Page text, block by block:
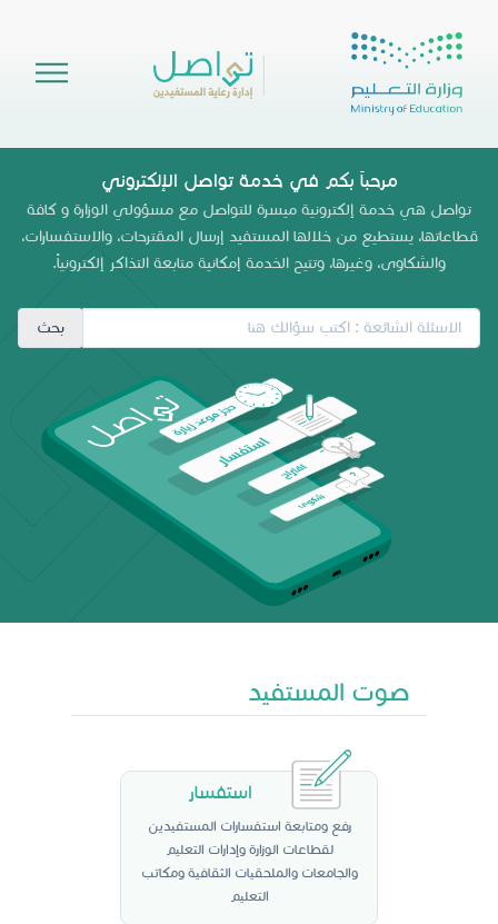
مرحباً بكم في خدمة تواصل الإلكتروني
تواصل هي خدمة إلكترونية ميسرة للتواصل مع مسؤولي الوزارة و كافة
قطاعاتها، يستطيع من خلالها المستفيد إرسال المقترحات، والاستفسارات،
والشكاوى، وغيرها، وتتيح الخدمة إمكانية متابعة التذاكر إلكترونياً.
صوت المستفيد
استفسار
رفع ومتابعة استفسارات المستفيدين
لقطاعات الوزارة وإدارات التعليم
والجامعات والملحقيات الثقافية ومكاتب
التعليم